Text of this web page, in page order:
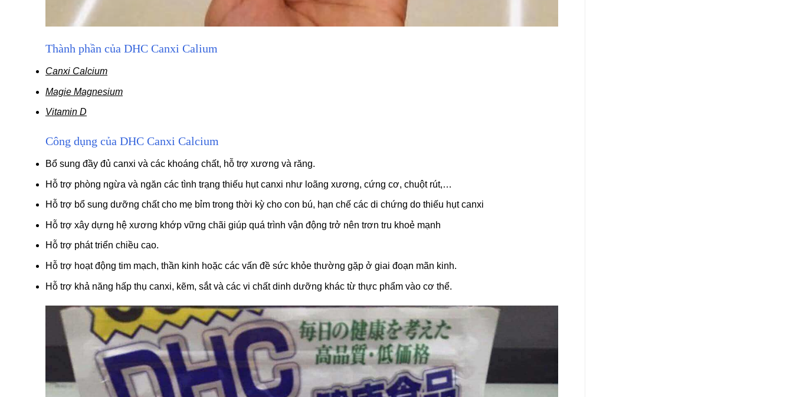
Thành phần của DHC Canxi Calium
Canxi Calcium
Magie Magnesium
Vitamin D
Công dụng của DHC Canxi Calcium
Bổ sung đầy đủ canxi và các khoáng chất, hỗ trợ xương và răng.
Hỗ trợ phòng ngừa và ngăn các tình trạng thiếu hụt canxi như loãng xương, cứng cơ, chuột rút,…
Hỗ trợ bổ sung dưỡng chất cho mẹ bỉm trong thời kỳ cho con bú, hạn chế các di chứng do thiếu hụt canxi
Hỗ trợ xây dựng hệ xương khớp vững chãi giúp quá trình vận động trở nên trơn tru khoẻ mạnh
Hỗ trợ phát triển chiều cao.
Hỗ trợ hoạt động tim mạch, thần kinh hoặc các vấn đề sức khỏe thường gặp ở giai đoạn mãn kinh.
Hỗ trợ khả năng hấp thụ canxi, kẽm, sắt và các vi chất dinh dưỡng khác từ thực phẩm vào cơ thể.